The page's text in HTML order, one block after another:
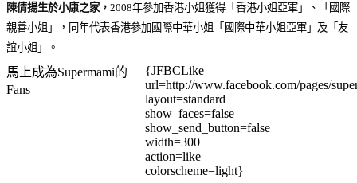
陳倩揚生於小康之家， 2008年參加香港小姐獲得「香港小姐亞軍」、「國際
親善小姐」，同年代表香港參加國際中華小姐「國際中華小姐亞軍」及「友
誼小姐」。
馬上成為Supermami的
Fans
{JFBCLike
url=http://www.facebook.com/pages/
layout=standard
show_faces=false
show_send_button=false
width=300
action=like
colorscheme=light}